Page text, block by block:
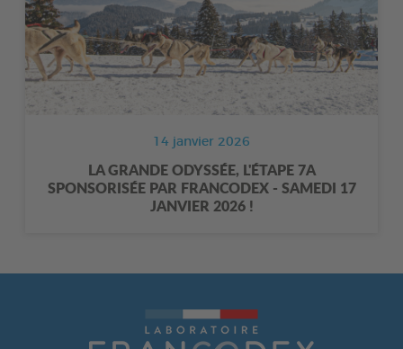
14 janvier 2026
LA GRANDE ODYSSÉE, L'ÉTAPE 7A
SPONSORISÉE PAR FRANCODEX - SAMEDI 17
JANVIER 2026 !